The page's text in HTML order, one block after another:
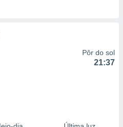
Pôr do sol
21:37